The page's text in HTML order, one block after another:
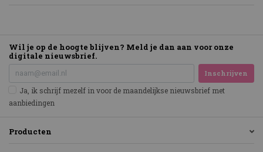
Wil je op de hoogte blijven? Meld je dan aan voor onze
digitale nieuwsbrief.
Inschrijven
Ja, ik schrijf mezelf in voor de maandelijkse nieuwsbrief met
aanbiedingen
Producten